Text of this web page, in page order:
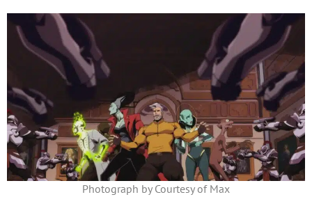
Photograph by Courtesy of Max